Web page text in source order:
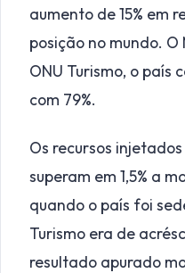
aumento de 15% em
posição no mundo.
ONU Turismo, o país
com 79%.
Os recursos
superam em 1,5% a
quando o país foi
Turismo era de
resultado apurado